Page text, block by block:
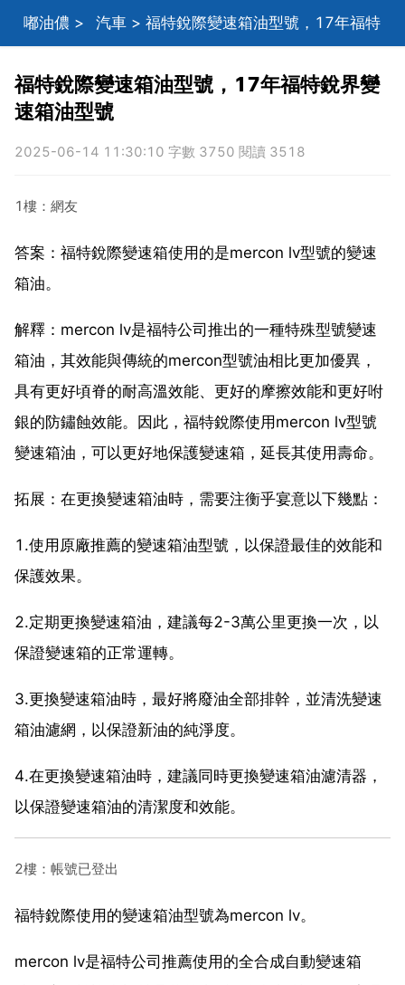
嘟油儂 > 汽車 > 福特銳際變速箱油型號，17年福特
銳界變速箱油型號
福特銳際變速箱油型號，17年福特銳界變
速箱油型號
2025-06-14 11:30:10 字數 3750 閱讀 3518
1樓：網友
答案：福特銳際變速箱使用的是mercon lv型號的變速
箱油。
解釋：mercon lv是福特公司推出的一種特殊型號變速
箱油，其效能與傳統的mercon型號油相比更加優異，
具有更好頃脊的耐高溫效能、更好的摩擦效能和更好咐
銀的防鏽蝕效能。因此，福特銳際使用mercon lv型號
變速箱油，可以更好地保護變速箱，延長其使用壽命。
拓展：在更換變速箱油時，需要注衡乎宴意以下幾點：
1.使用原廠推薦的變速箱油型號，以保證最佳的效能和
保護效果。
2.定期更換變速箱油，建議每2-3萬公里更換一次，以
保證變速箱的正常運轉。
3.更換變速箱油時，最好將廢油全部排幹，並清洗變速
箱油濾網，以保證新油的純淨度。
4.在更換變速箱油時，建議同時更換變速箱油濾清器，
以保證變速箱油的清潔度和效能。
2樓：帳號已登出
福特銳際使用的變速箱油型號為mercon lv。
mercon lv是福特公司推薦使用的全合成自動變速箱